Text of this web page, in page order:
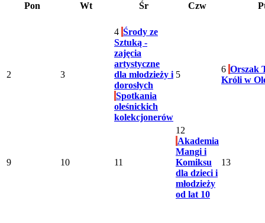
Pon Wt Śr Czw
2 3
4 Środy ze
Sztuką -
zajęcia
artystyczne
dla młodzieży i
dorosłych
Spotkania
oleśnickich
kolekcjonerów
5
6 Orszak
Króli w
9 10 11
12
Akademia
Mangi i
Komiksu
dla dzieci i
młodzieży
od lat 10
13